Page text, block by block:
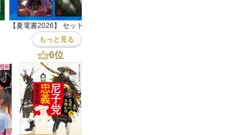
【夏電書2026】 セット割キャンペーン
もっと見る
6位